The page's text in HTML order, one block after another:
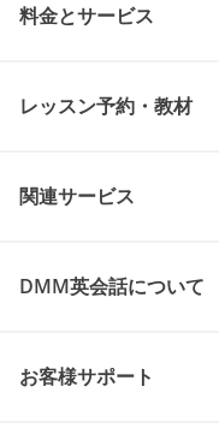
料金とサービス
レッスン予約・教材
関連サービス
DMM英会話について
お客様サポート